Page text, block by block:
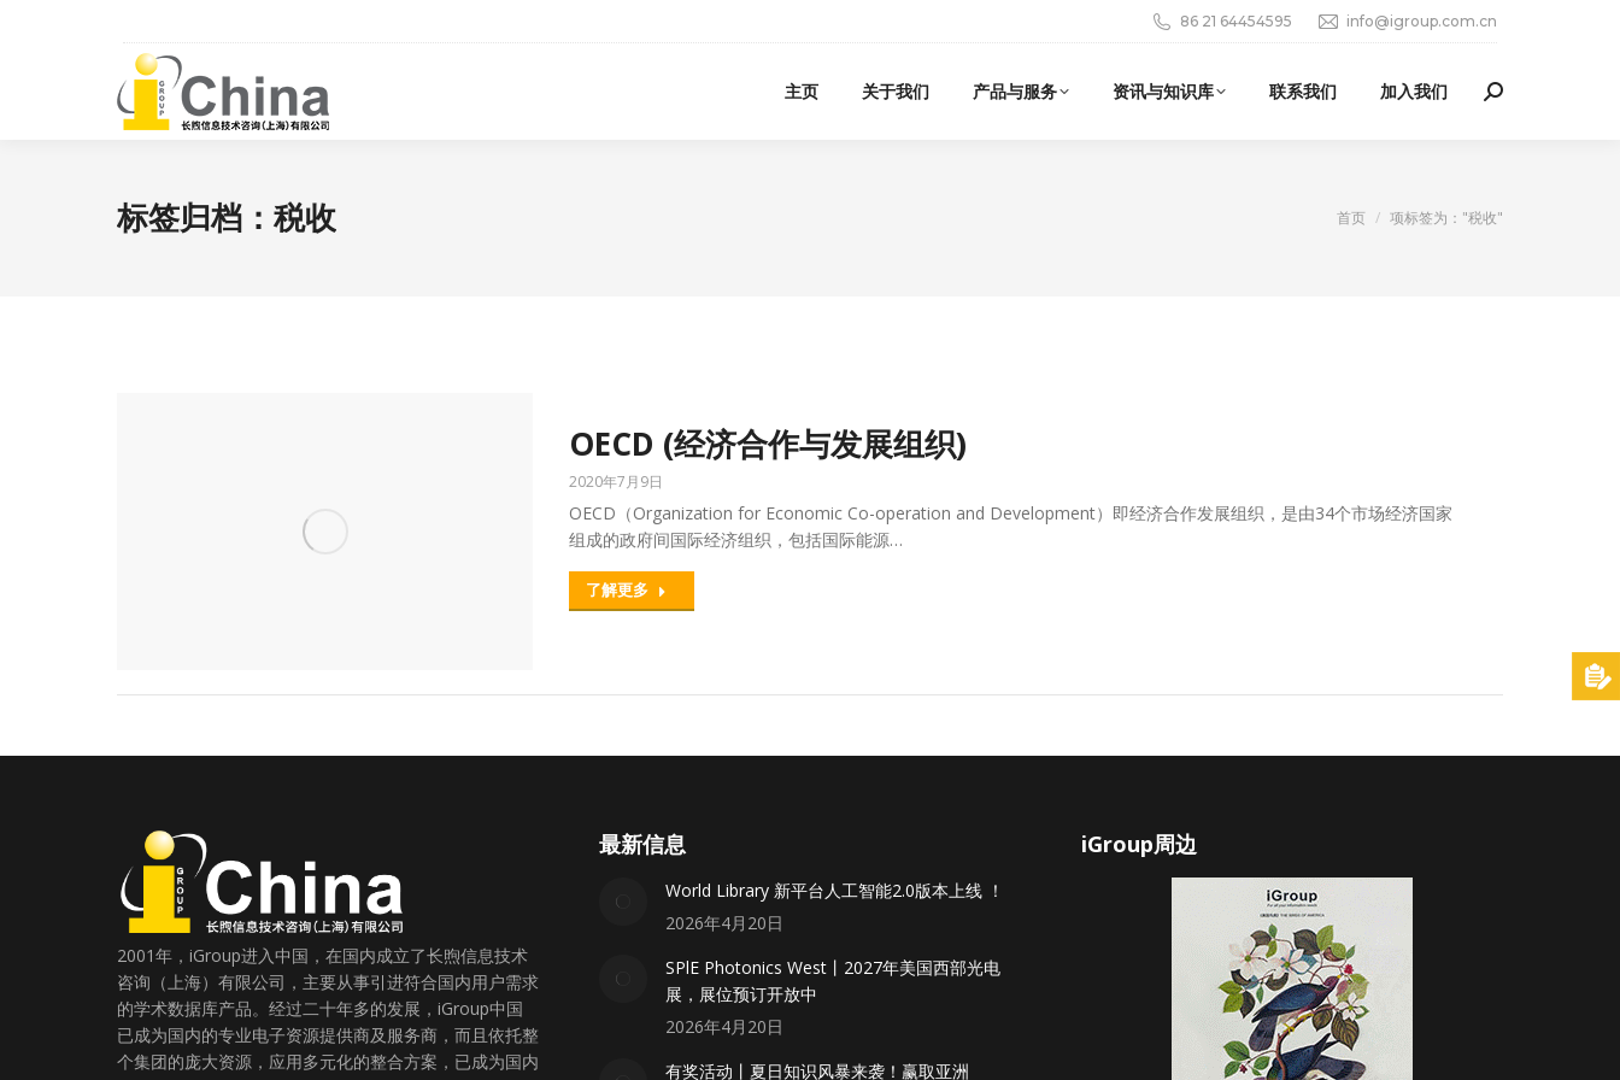
86 21 64454595 info@igroup.com.cn
主页 关于我们 产品与服务 资讯与知识库 联系我们 加入我们 Search:
标签归档： 税收 您在这里：
首页 项标签为："税收"
OECD (经济合作与发展组织)
2020年7月9日
OECD（Organization for Economic Co-operation and Development）即经济合作发展组织，是由34个市场经济国家
组成的政府间国际经济组织，包括国际能源…
了解更多
2001年，iGroup进入中国，在国内成立了长煦信息技术
咨询（上海）有限公司，主要从事引进符合国内用户需求
的学术数据库产品。经过二十年多的发展，iGroup中国
已成为国内的专业电子资源提供商及服务商，而且依托整
个集团的庞大资源，应用多元化的整合方案，已成为国内
最新信息
World Library 新平台人工智能2.0版本上线 ！
2026年4月20日
SPlE Photonics West丨2027年美国西部光电
展，展位预订开放中
2026年4月20日
有奖活动丨夏日知识风暴来袭！赢取亚洲
iGroup周边